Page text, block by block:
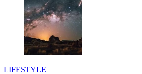
LIFESTYLE